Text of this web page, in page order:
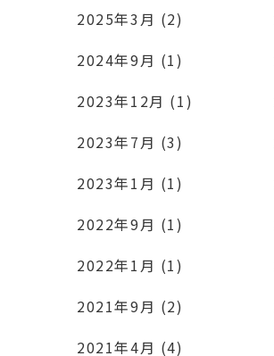
2025年3月 (2)
2024年9月 (1)
2023年12月 (1)
2023年7月 (3)
2023年1月 (1)
2022年9月 (1)
2022年1月 (1)
2021年9月 (2)
2021年4月 (4)